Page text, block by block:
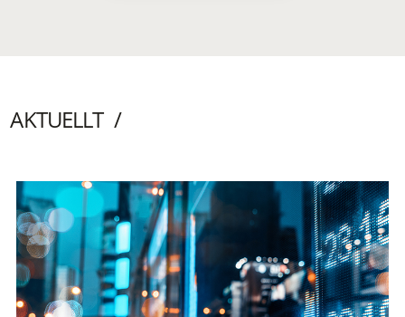
AKTUELLT